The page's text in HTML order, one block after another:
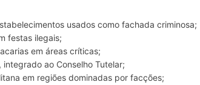
usados como fachada criminosa;
festas ilegais;
em áreas críticas;
ao Conselho Tutelar;
em regiões dominadas por facções;